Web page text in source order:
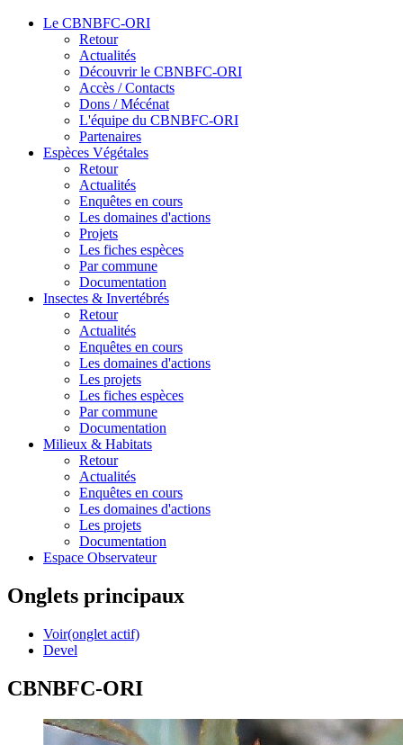
Le CBNBFC-ORI
Retour
Actualités
Découvrir le CBNBFC-ORI
Accès / Contacts
Dons / Mécénat
L'équipe du CBNBFC-ORI
Partenaires
Espèces Végétales
Retour
Actualités
Enquêtes en cours
Les domaines d'actions
Projets
Les fiches espèces
Par commune
Documentation
Insectes & Invertébrés
Retour
Actualités
Enquêtes en cours
Les domaines d'actions
Les projets
Les fiches espèces
Par commune
Documentation
Milieux & Habitats
Retour
Actualités
Enquêtes en cours
Les domaines d'actions
Les projets
Documentation
Espace Observateur
Onglets principaux
Voir(onglet actif)
Devel
CBNBFC-ORI